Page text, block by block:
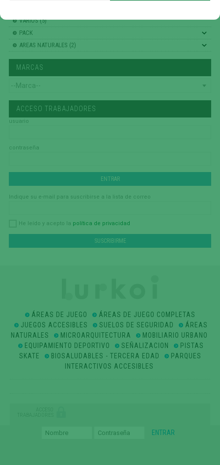
VARIOS (5)
PACK
AREAS NATURALES (2)
MARCAS
ACCESO TRABAJADORES
usuario
contraseña
Indique su e-mail para suscribirse a la lista de correo
He leído y acepto la política de privacidad
ÁREAS DE JUEGO
ÁREAS DE JUEGO COMPLETAS
JUEGOS ACCESIBLES
SUELOS DE SEGURIDAD
ÁREAS
NATURALES
MICROARQUITECTURA
MOBILIARIO URBANO
EQUIPAMIENTO DEPORTIVO
SEÑALIZACION
PISTAS
SKATE
BIOSALUDABLES - TERCERA EDAD
PARQUES
INTERACTIVOS ACCESIBLES
ACCESO
TRABAJADORES